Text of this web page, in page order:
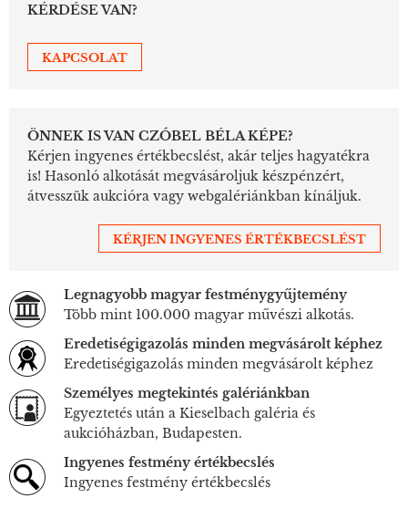
KÉRDÉSE VAN?
KAPCSOLAT
ÖNNEK IS VAN CZÓBEL BÉLA KÉPE?
Kérjen ingyenes értékbecslést, akár teljes hagyatékra
is! Hasonló alkotását megvásároljuk készpénzért,
átvesszük aukcióra vagy webgalériánkban kínáljuk.
KÉRJEN INGYENES ÉRTÉKBECSLÉST
Legnagyobb magyar festménygyűjtemény
Több mint 100.000 magyar művészi alkotás.
Eredetiségigazolás minden megvásárolt képhez
Eredetiségigazolás minden megvásárolt képhez
Személyes megtekintés galériánkban
Egyeztetés után a Kieselbach galéria és
aukcióházban, Budapesten.
Ingyenes festmény értékbecslés
Ingyenes festmény értékbecslés